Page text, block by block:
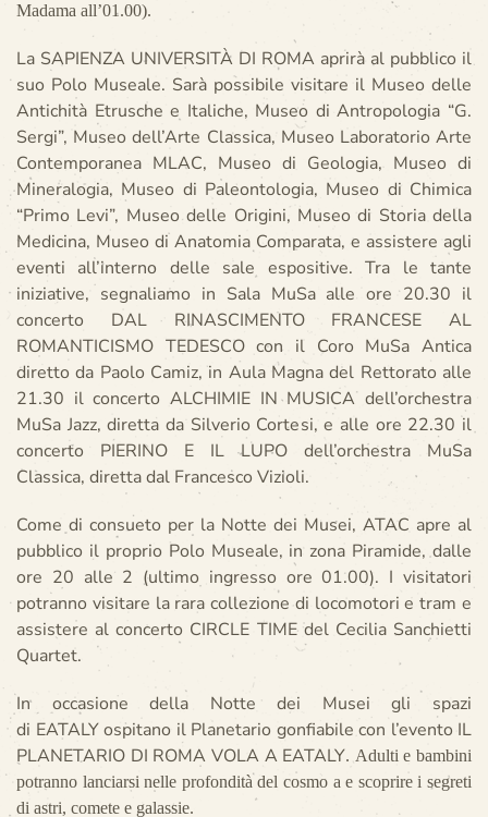
Madama all’01.00).
La SAPIENZA UNIVERSITÀ DI ROMA aprirà al pubblico il
suo Polo Museale. Sarà possibile visitare il Museo delle
Antichità Etrusche e Italiche, Museo di Antropologia “G.
Sergi”, Museo dell’Arte Classica, Museo Laboratorio Arte
Contemporanea MLAC, Museo di Geologia, Museo di
Mineralogia, Museo di Paleontologia, Museo di Chimica
“Primo Levi”, Museo delle Origini, Museo di Storia della
Medicina, Museo di Anatomia Comparata, e assistere agli
eventi all’interno delle sale espositive. Tra le tante
iniziative, segnaliamo in Sala MuSa alle ore 20.30 il
concerto DAL RINASCIMENTO FRANCESE AL
ROMANTICISMO TEDESCO con il Coro MuSa Antica
diretto da Paolo Camiz, in Aula Magna del Rettorato alle
21.30 il concerto ALCHIMIE IN MUSICA dell’orchestra
MuSa Jazz, diretta da Silverio Cortesi, e alle ore 22.30 il
concerto PIERINO E IL LUPO dell’orchestra MuSa
Classica, diretta dal Francesco Vizioli.
Come di consueto per la Notte dei Musei, ATAC apre al
pubblico il proprio Polo Museale, in zona Piramide, dalle
ore 20 alle 2 (ultimo ingresso ore 01.00). I visitatori
potranno visitare la rara collezione di locomotori e tram e
assistere al concerto CIRCLE TIME del Cecilia Sanchietti
Quartet.
In occasione della Notte dei Musei gli spazi
di EATALY ospitano il Planetario gonfiabile con l’evento IL
PLANETARIO DI ROMA VOLA A EATALY. Adulti e bambini
potranno lanciarsi nelle profondità del cosmo a e scoprire i segreti
di astri, comete e galassie.